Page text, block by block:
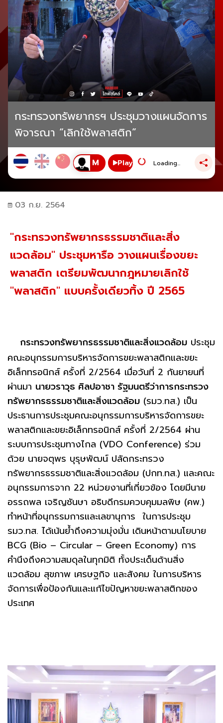
กระทรวงทรัพยากรฯ ประชุมวางแผนจัดการ
พิจารณา “เลิกใช้พลาสติก”
Play Loading...
03 ก.ย. 2564
"กระทรวงทรัพยากรธรรมชาติและสิ่ง
แวดล้อม" ประชุมหารือ วางแผนเรื่องขยะ
พลาสติก เตรียมพัฒนากฎหมายเลิกใช้
"พลาสติก" แบบครั้งเดียวทิ้ง ปี 2565
กระทรวงทรัพยากรธรรมชาติและสิ่งแวดล้อม ประชุม
คณะอนุกรรมการบริหารจัดการขยะพลาสติกและขยะ
อิเล็กทรอนิกส์ ครั้งที่ 2/2564 เมื่อวันที่ 2 กันยายนที่
ผ่านมา นายวราวุธ ศิลปอาชา รัฐมนตรีว่าการกระทรวง
ทรัพยากรธรรมชาติและสิ่งแวดล้อม (รมว.ทส.) เป็น
ประธานการประชุมคณะอนุกรรมการบริหารจัดการขยะ
พลาสติกและขยะอิเล็กทรอนิกส์ ครั้งที่ 2/2564 ผ่าน
ระบบการประชุมทางไกล (VDO Conference) ร่วม
ด้วย นายจตุพร บุรุษพัฒน์ ปลัดกระทรวง
ทรัพยากรธรรมชาติและสิ่งแวดล้อม (ปกท.ทส.) และคณะ
อนุกรรมการจาก 22 หน่วยงานที่เกี่ยวข้อง โดยมีนาย
อรรถพล เจริญชันษา อธิบดีกรมควบคุมมลพิษ (คพ.)
ทำหน้าที่อนุกรรมการและเลขานุการ ในการประชุม
รมว.ทส. ได้เน้นย้ำถึงความมุ่งมั่น เดินหน้าตามนโยบาย
BCG (Bio – Circular – Green Economy) การ
คำนึงถึงความสมดุลในทุกมิติ ทั้งประเด็นด้านสิ่ง
แวดล้อม สุขภาพ เศรษฐกิจ และสังคม ในการบริหาร
จัดการเพื่อป้องกันและแก้ไขปัญหาขยะพลาสติกของ
ประเทศ